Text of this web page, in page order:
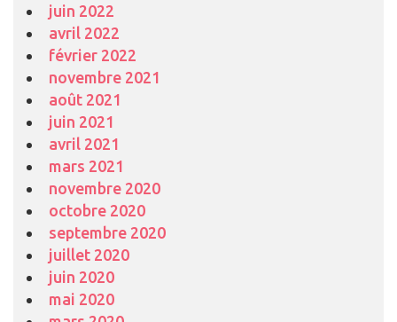
juin 2022
avril 2022
février 2022
novembre 2021
août 2021
juin 2021
avril 2021
mars 2021
novembre 2020
octobre 2020
septembre 2020
juillet 2020
juin 2020
mai 2020